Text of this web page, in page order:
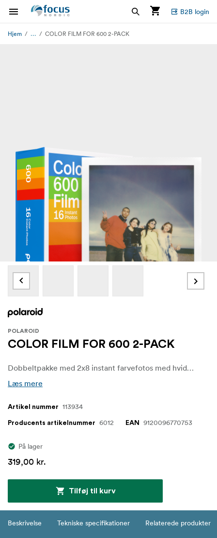
B2B login
Hjem ... COLOR FILM FOR 600 2-PACK
POLAROID
COLOR FILM FOR 600 2-PACK
Dobbeltpakke med 2x8 instant farvefotos med hvide rammer. Til brug i Polaroid 600-type kameraer og I-type kameraer.
Læs mere
Artikel nummer 113934
Producents artikelnummer 6012 EAN 9120096770753
På lager
319,00 kr.
Tilføj til kurv
Beskrivelse Tekniske specifikationer Relaterede produkter